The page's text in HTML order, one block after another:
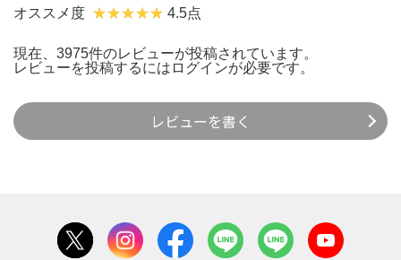
オススメ度 4.5点
現在、3975件のレビューが投稿されています。
レビューを投稿するには ログインが必要です。
レビューを書く